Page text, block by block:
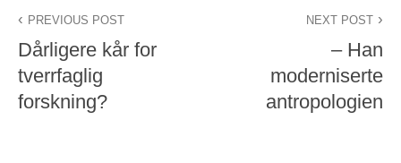
PREVIOUS POST
Dårligere kår for
tverrfaglig
forskning?
NEXT POST
– Han
moderniserte
antropologien